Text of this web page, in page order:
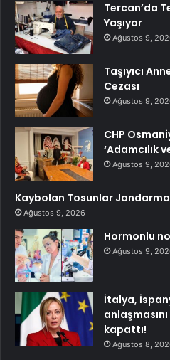
Tercan’da
Yaşıyor
Ağustos 9,
Taşıyıcı
Cezası
Ağustos 9,
CHP
‘Adamcılık
Ağustos 9,
Kaybolan Tosunlar
Ağustos 9, 2026
Hormonlu
Ağustos 9,
İtalya,
anlaşmasını
kapattı!
Ağustos 8,